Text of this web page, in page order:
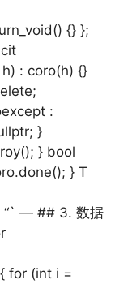
{} };
: coro(h) {}
:
}
} bool
} T
“` — ## 3. 数据
for (int i =